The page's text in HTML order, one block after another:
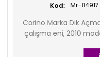
Mr-04917
Corino Marka Dik
çalışma eni, 2010